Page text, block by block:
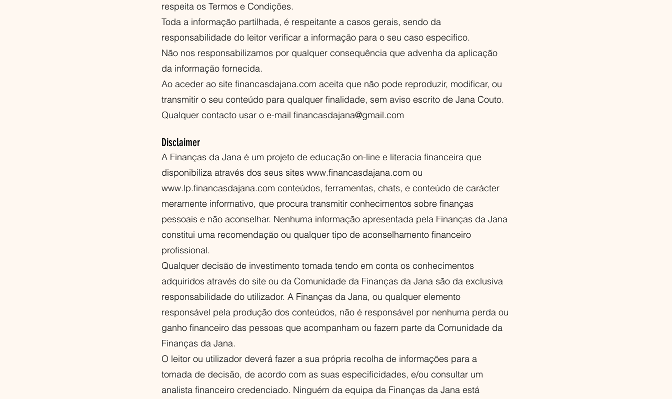
respeita os Termos e Condições.
Toda a informação partilhada, é respeitante a casos gerais, sendo da
responsabilidade do leitor verificar a informação para o seu caso especifico.
Não nos responsabilizamos por qualquer consequência que advenha da aplicação
da informação fornecida.
Ao aceder ao site financasdajana.com aceita que não pode reproduzir, modificar, ou
transmitir o seu conteúdo para qualquer finalidade, sem aviso escrito de Jana Couto.
Qualquer contacto usar o e-mail financasdajana@gmail.com
Disclaimer
A Finanças da Jana é um projeto de educação on-line e literacia financeira que
disponibiliza através dos seus sites www.financasdajana.com ou
www.lp.financasdajana.com conteúdos, ferramentas, chats, e conteúdo de carácter
meramente informativo, que procura transmitir conhecimentos sobre finanças
pessoais e não aconselhar. Nenhuma informação apresentada pela Finanças da Jana
constitui uma recomendação ou qualquer tipo de aconselhamento financeiro
profissional.
Qualquer decisão de investimento tomada tendo em conta os conhecimentos
adquiridos através do site ou da Comunidade da Finanças da Jana são da exclusiva
responsabilidade do utilizador. A Finanças da Jana, ou qualquer elemento
responsável pela produção dos conteúdos, não é responsável por nenhuma perda ou
ganho financeiro das pessoas que acompanham ou fazem parte da Comunidade da
Finanças da Jana.
O leitor ou utilizador deverá fazer a sua própria recolha de informações para a
tomada de decisão, de acordo com as suas especificidades, e/ou consultar um
analista financeiro credenciado. Ninguém da equipa da Finanças da Jana está